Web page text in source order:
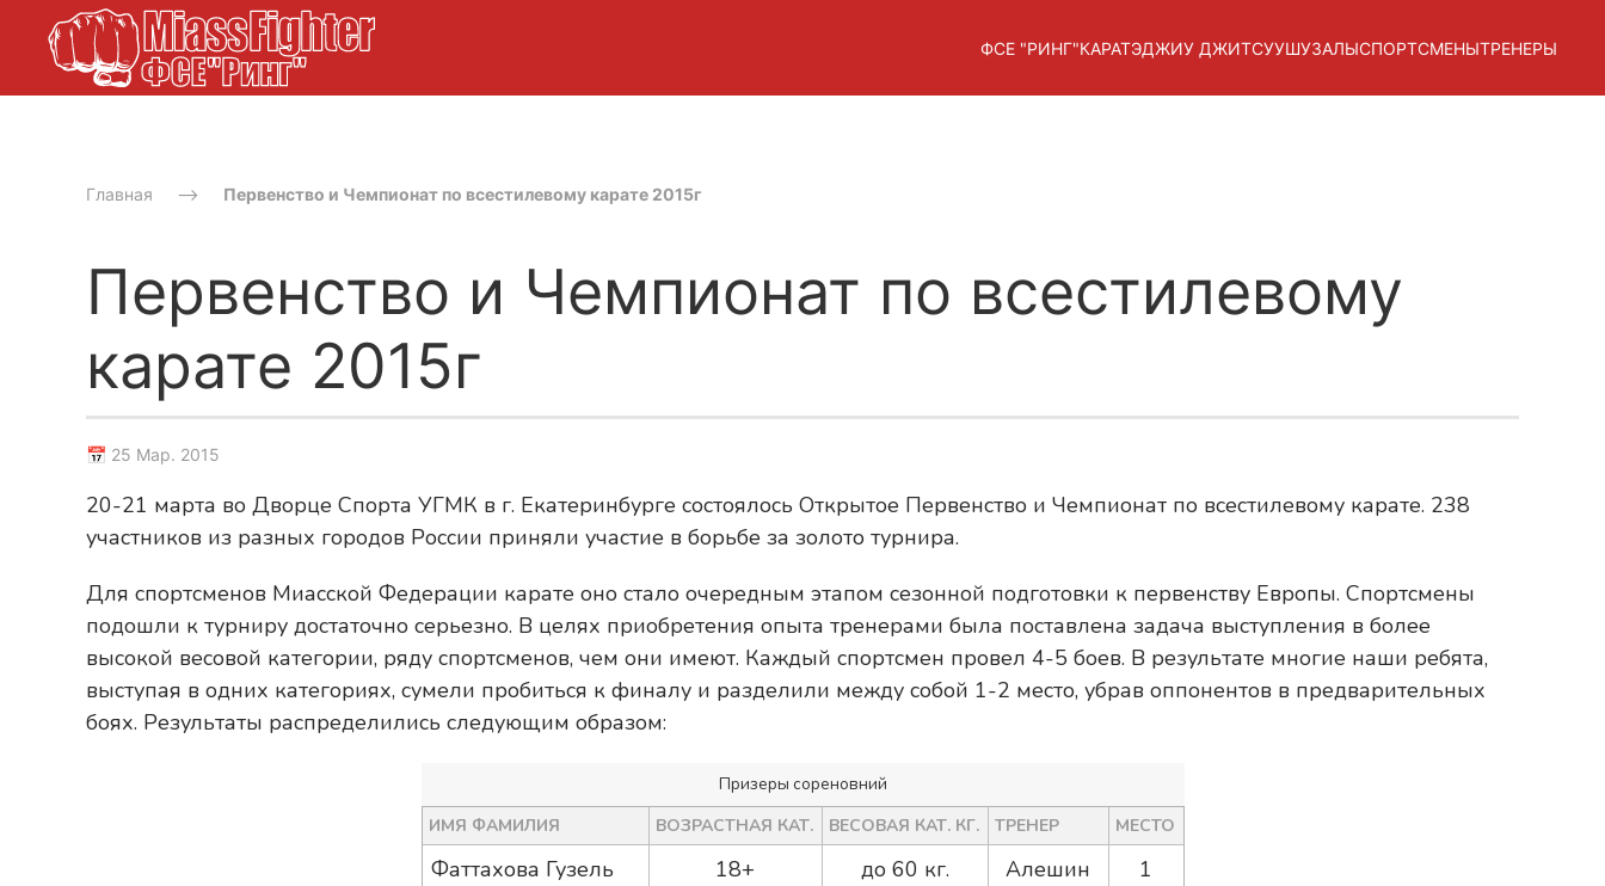
ФСЕ "РИНГ"КАРАТЭДЖИУ ДЖИТСУУШУЗАЛЫСПОРТСМЕНЫТРЕНЕРЫ
Главная Первенство и Чемпионат по всестилевому карате 2015г
Первенство и Чемпионат по всестилевому
карате 2015г
📅 25 Мар. 2015
20-21 марта во Дворце Спорта УГМК в г. Екатеринбурге состоялось Открытое Первенство и Чемпионат по всестилевому карате. 238
участников из разных городов России приняли участие в борьбе за золото турнира.
Для спортсменов Миасской Федерации карате оно стало очередным этапом сезонной подготовки к первенству Европы. Спортсмены
подошли к турниру достаточно серьезно. В целях приобретения опыта тренерами была поставлена задача выступления в более
высокой весовой категории, ряду спортсменов, чем они имеют. Каждый спортсмен провел 4-5 боев. В результате многие наши ребята,
выступая в одних категориях, сумели пробиться к финалу и разделили между собой 1-2 место, убрав оппонентов в предварительных
боях. Результаты распределились следующим образом:
ИМЯ ФАМИЛИЯ ВОЗРАСТНАЯ КАТ. ВЕСОВАЯ КАТ. КГ. ТРЕНЕР МЕСТО
Фаттахова Гузель 18+ до 60 кг. Алешин
1
Призеры сореновний